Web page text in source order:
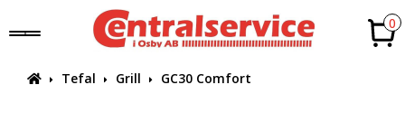
0
Tefal Grill GC30 Comfort